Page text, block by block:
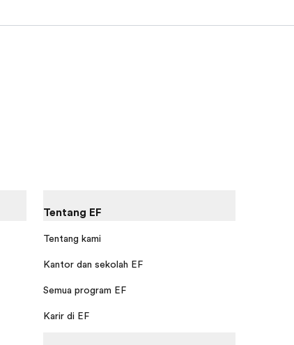
Tentang EF
Tentang kami
Kantor dan sekolah EF
Semua program EF
Karir di EF